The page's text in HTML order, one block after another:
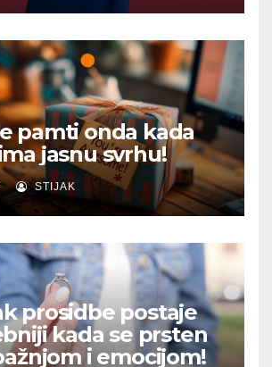
pamti onda kada
jasnu svrhu!
STIJAK
prosidbe postaje
kada se prsten
i emocijom!